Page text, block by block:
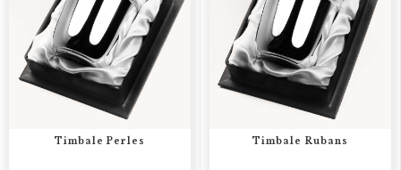
Timbale Perles Timbale Rubans